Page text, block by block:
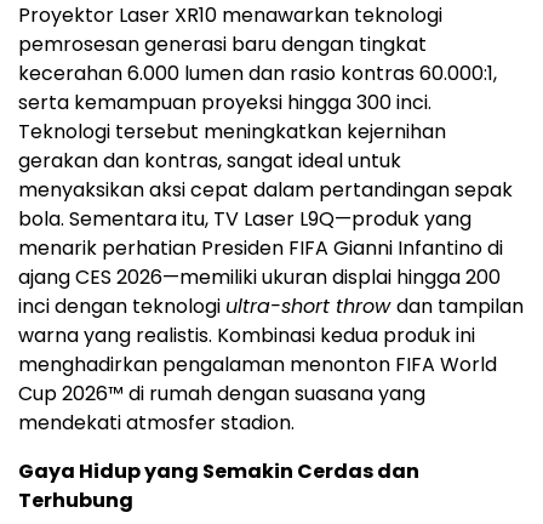
Proyektor Laser XR10 menawarkan teknologi
pemrosesan generasi baru dengan tingkat
kecerahan 6.000 lumen dan rasio kontras 60.000:1,
serta kemampuan proyeksi hingga 300 inci.
Teknologi tersebut meningkatkan kejernihan
gerakan dan kontras, sangat ideal untuk
menyaksikan aksi cepat dalam pertandingan sepak
bola. Sementara itu, TV Laser L9Q—produk yang
menarik perhatian Presiden FIFA Gianni Infantino di
ajang CES 2026—memiliki ukuran displai hingga 200
inci dengan teknologi ultra-short throwdan tampilan
warna yang realistis. Kombinasi kedua produk ini
menghadirkan pengalaman menonton FIFA World
Cup 2026™ di rumah dengan suasana yang
mendekati atmosfer stadion.
Gaya Hidup yang Semakin Cerdas dan
Terhubung